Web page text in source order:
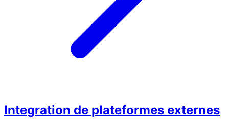
Integration de plateformes externes